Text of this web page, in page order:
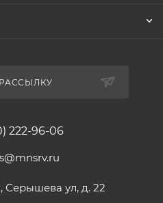
222-96-06
Серышева ул, д. 22